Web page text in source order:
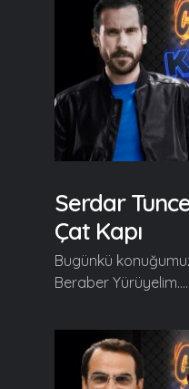
Serdar
Çat Kapı
Bugünkü
Beraber